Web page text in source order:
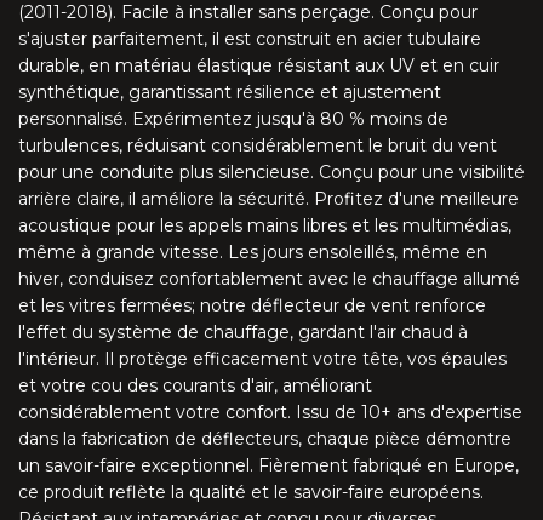
SC 430 (2001-2010)
MX5 NA/NB R-style (1989-2005)
MX5 NA/NB V-style (1989-2005)
MX5 NC (2005-2015)
MX5 ND (à partir du 2015)
CLK W208 (1997-2003)
CLK W209 (2003-2010)
E A124 (1991-1997)
(2011-2018). Facile à installer sans perçage. Conçu pour
s'ajuster parfaitement, il est construit en acier tubulaire
durable, en matériau élastique résistant aux UV et en cuir
synthétique, garantissant résilience et ajustement
personnalisé. Expérimentez jusqu'à 80 % moins de
turbulences, réduisant considérablement le bruit du vent
pour une conduite plus silencieuse. Conçu pour une visibilité
arrière claire, il améliore la sécurité. Profitez d'une meilleure
acoustique pour les appels mains libres et les multimédias,
même à grande vitesse. Les jours ensoleillés, même en
hiver, conduisez confortablement avec le chauffage allumé
et les vitres fermées; notre déflecteur de vent renforce
l'effet du système de chauffage, gardant l'air chaud à
l'intérieur. Il protège efficacement votre tête, vos épaules
et votre cou des courants d'air, améliorant
considérablement votre confort. Issu de 10+ ans d'expertise
dans la fabrication de déflecteurs, chaque pièce démontre
un savoir-faire exceptionnel. Fièrement fabriqué en Europe,
ce produit reflète la qualité et le savoir-faire européens.